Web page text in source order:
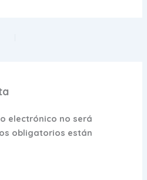
electrónico no será
obligatorios están